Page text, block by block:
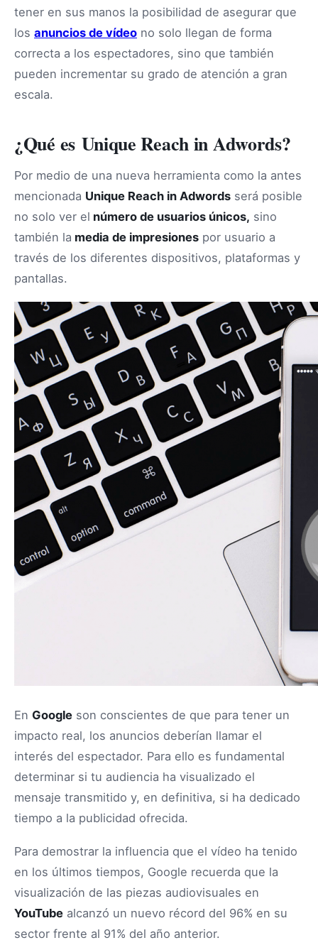
tener en sus manos la posibilidad de asegurar que
los anuncios de vídeo no solo llegan de forma
correcta a los espectadores, sino que también
pueden incrementar su grado de atención a gran
escala.
¿Qué es Unique Reach in Adwords?
Por medio de una nueva herramienta como la antes
mencionada Unique Reach in Adwords será posible
no solo ver el número de usuarios únicos, sino
también la media de impresiones por usuario a
través de los diferentes dispositivos, plataformas y
pantallas.
En Google son conscientes de que para tener un
impacto real, los anuncios deberían llamar el
interés del espectador. Para ello es fundamental
determinar si tu audiencia ha visualizado el
mensaje transmitido y, en definitiva, si ha dedicado
tiempo a la publicidad ofrecida.
Para demostrar la influencia que el vídeo ha tenido
en los últimos tiempos, Google recuerda que la
visualización de las piezas audiovisuales en
YouTube alcanzó un nuevo récord del 96% en su
sector frente al 91% del año anterior.